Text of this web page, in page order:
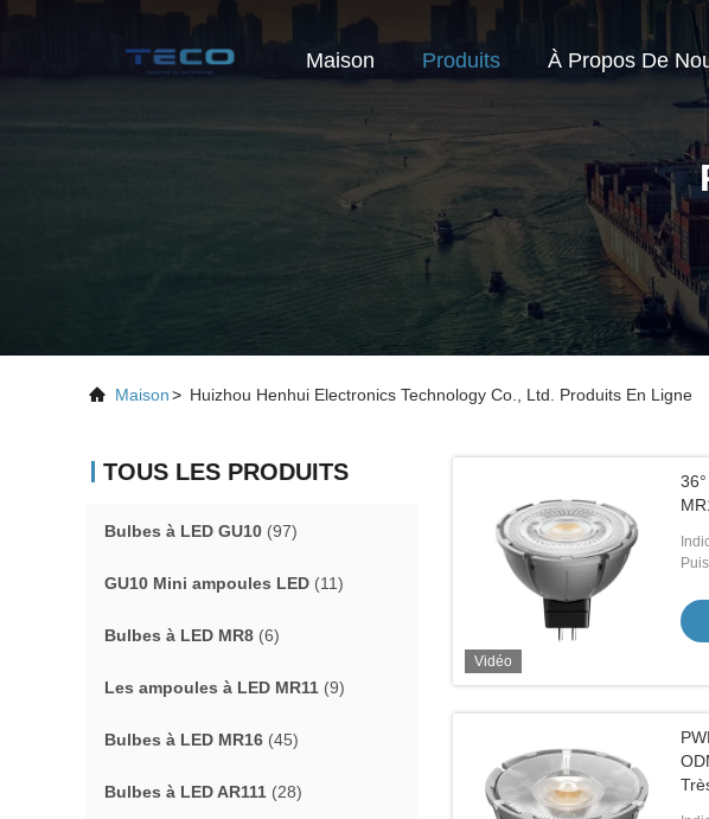
Maison Produits À Propos De
Maison> Huizhou Henhui Electronics Technology Co., Ltd. Produits En Ligne
TOUS LES PRODUITS
Bulbes à LED GU10 (97)
GU10 Mini ampoules LED (11)
Bulbes à LED MR8 (6)
Les ampoules à LED MR11 (9)
Bulbes à LED MR16 (45)
Bulbes à LED AR111 (28)
Vidéo